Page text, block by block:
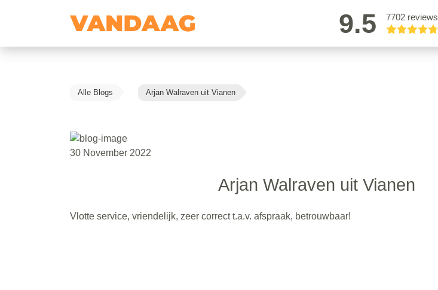
9.5 7702 reviews
Alle Blogs Arjan Walraven uit Vianen
30 November 2022
Arjan Walraven uit Vianen
Vlotte service, vriendelijk, zeer correct t.a.v. afspraak, betrouwbaar!